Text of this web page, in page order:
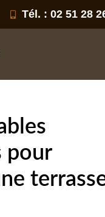
Tél. : 02 51 28
pour